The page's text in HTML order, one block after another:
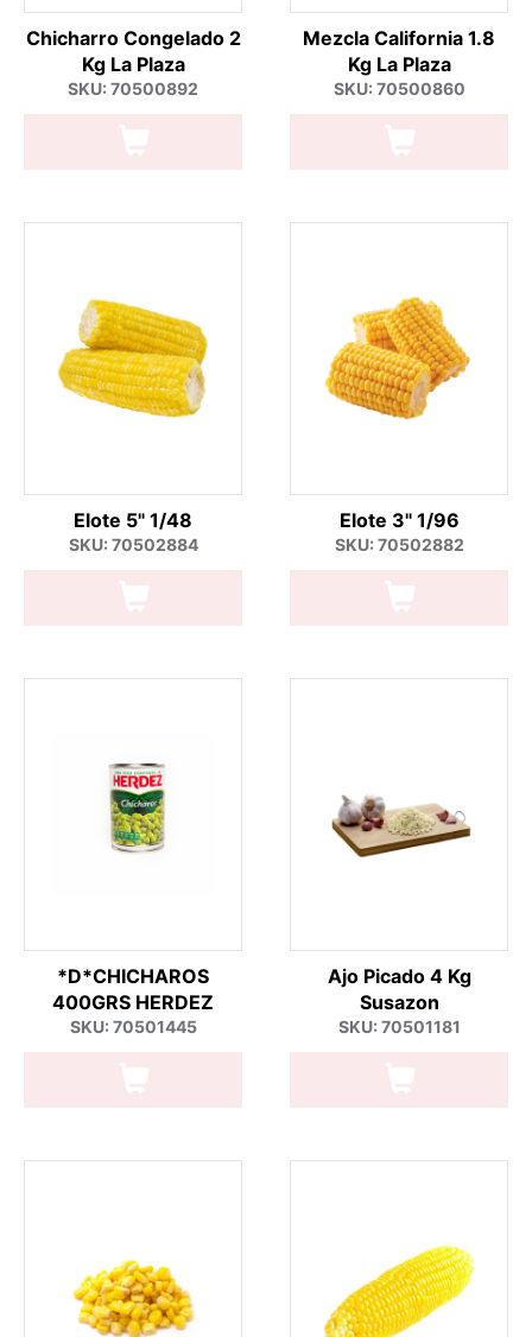
Chicharro Congelado 2
Kg La Plaza
SKU: 70500892
Mezcla California 1.8
Kg La Plaza
SKU: 70500860
Elote 5" 1/48
SKU: 70502884
Elote 3" 1/96
SKU: 70502882
*D*CHICHAROS
400GRS HERDEZ
SKU: 70501445
Ajo Picado 4 Kg
Susazon
SKU: 70501181